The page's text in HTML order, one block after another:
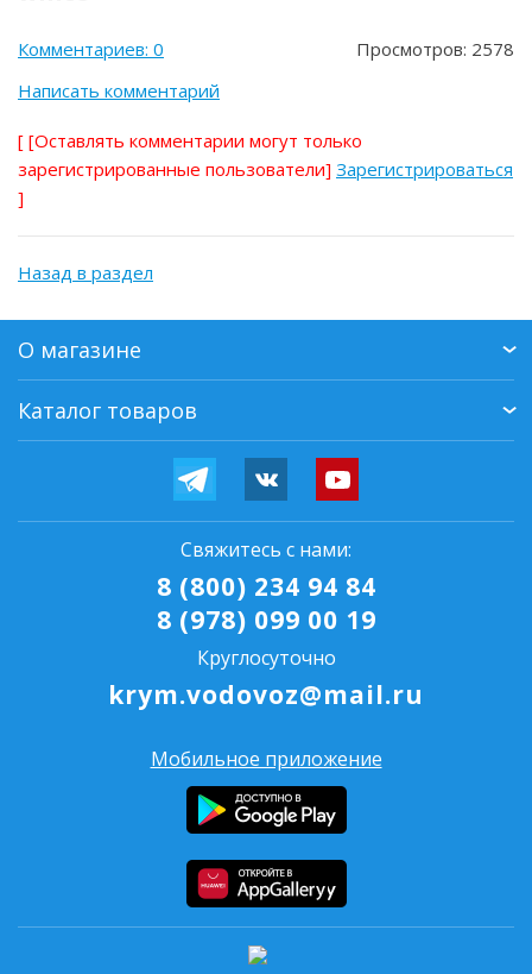
Комментариев: 0
Просмотров: 2578
Написать комментарий
[ [Оставлять комментарии могут только
зарегистрированные пользователи] Зарегистрироваться
]
Назад в раздел
О магазине
Каталог товаров
Свяжитесь с нами:
8 (800) 234 94 84
8 (978) 099 00 19
Круглосуточно
krym.vodovoz@mail.ru
Мобильное приложение